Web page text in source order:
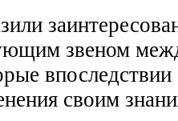
звеном
своим